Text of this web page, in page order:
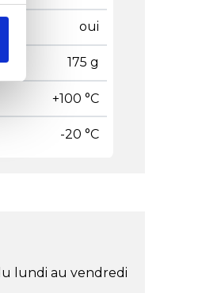
oui
175 g
+100 °C
-20 °C
lundi au vendredi